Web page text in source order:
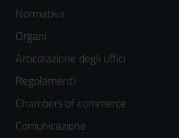
menù
colonna
3
Normativa
Organi
Articolazione degli uffici
Regolamenti
Chambers of commerce
Comunicazione